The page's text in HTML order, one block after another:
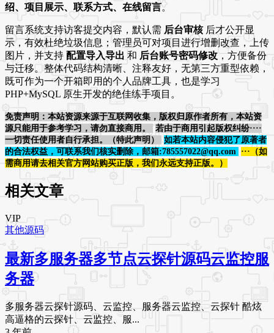
绍、项目展示、联系方式、在线留言。
留言系统支持访客提交内容，默认需 后台审核后才公开显
示，有效杜绝垃圾信息；管理员可对项目进行增删改查，上传
图片，并支持 配置导入导出 和 后台账号密码修改，方便备份
与迁移。整体代码结构清晰、注释友好，无第三方重型依赖，
既可作为一个开箱即用的个人品牌工具，也是学习
PHP+MySQL 原生开发的绝佳练手项目。
免责声明：本站资源来源于互联网收集，版权归原作者所有，本站资
源只能用于参考学习，请勿直接商用。
若由于商用引起版权纠纷····
一切责任使用者自行承担。（特此声明）
如若本站内容侵犯了原著者
的合法权益，可联系我们核实删除，邮箱:785557022@qq.com
···（如
需商用请去相关官方网站购买正版，我们永远支持正版。）
相关文章
VIP
其他源码
最新多服务器多节点云探针源码云监控服
务器
多服务器云探针源码、云监控、服务器云监控、云探针 酷炫
高逼格的云探针、云监控、服...